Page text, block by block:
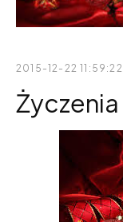
2015-12-22 11:59:22